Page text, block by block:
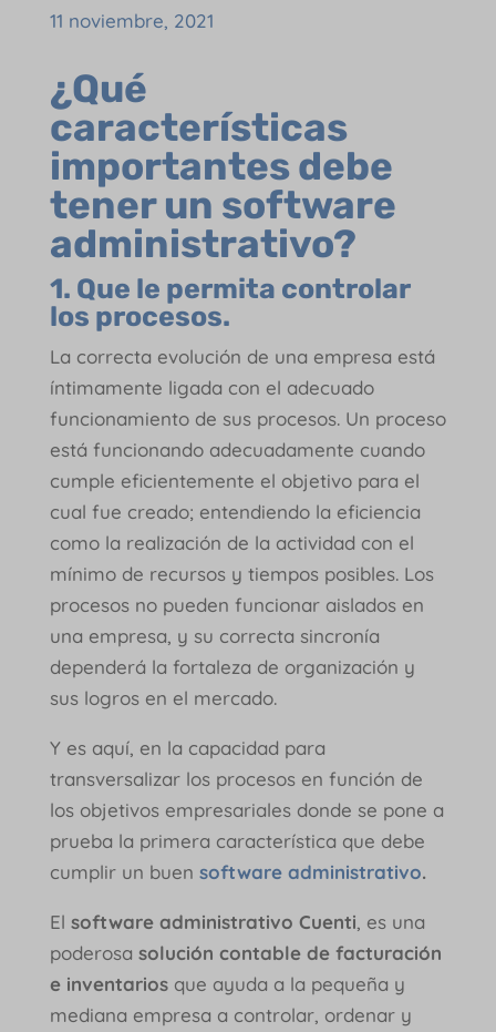
11 noviembre, 2021
¿Qué
características
importantes debe
tener un software
administrativo?
1. Que le permita controlar
los procesos.
La correcta evolución de una empresa está
íntimamente ligada con el adecuado
funcionamiento de sus procesos. Un proceso
está funcionando adecuadamente cuando
cumple eficientemente el objetivo para el
cual fue creado; entendiendo la eficiencia
como la realización de la actividad con el
mínimo de recursos y tiempos posibles. Los
procesos no pueden funcionar aislados en
una empresa, y su correcta sincronía
dependerá la fortaleza de organización y
sus logros en el mercado.
Y es aquí, en la capacidad para
transversalizar los procesos en función de
los objetivos empresariales donde se pone a
prueba la primera característica que debe
cumplir un buen software administrativo.
El software administrativo Cuenti, es una
poderosa solución contable de facturación
e inventariosque ayuda a la pequeña y
mediana empresa a controlar, ordenar y